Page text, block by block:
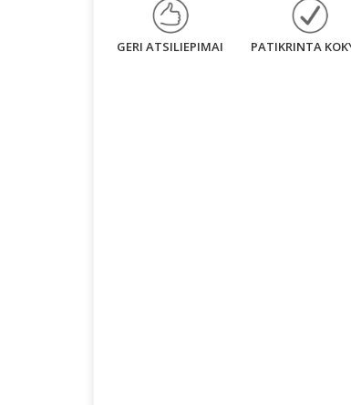
GERI ATSILIEPIMAI PATIKRINTA